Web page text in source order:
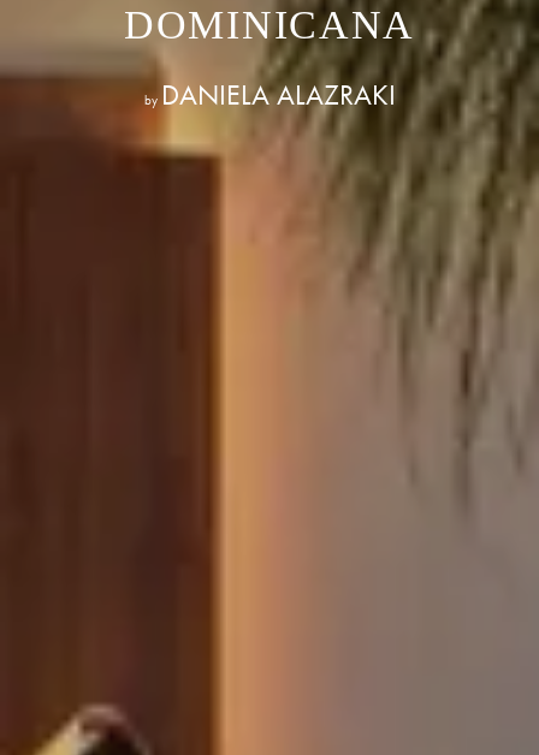
DOMINICANA
by DANIELA ALAZRAKI